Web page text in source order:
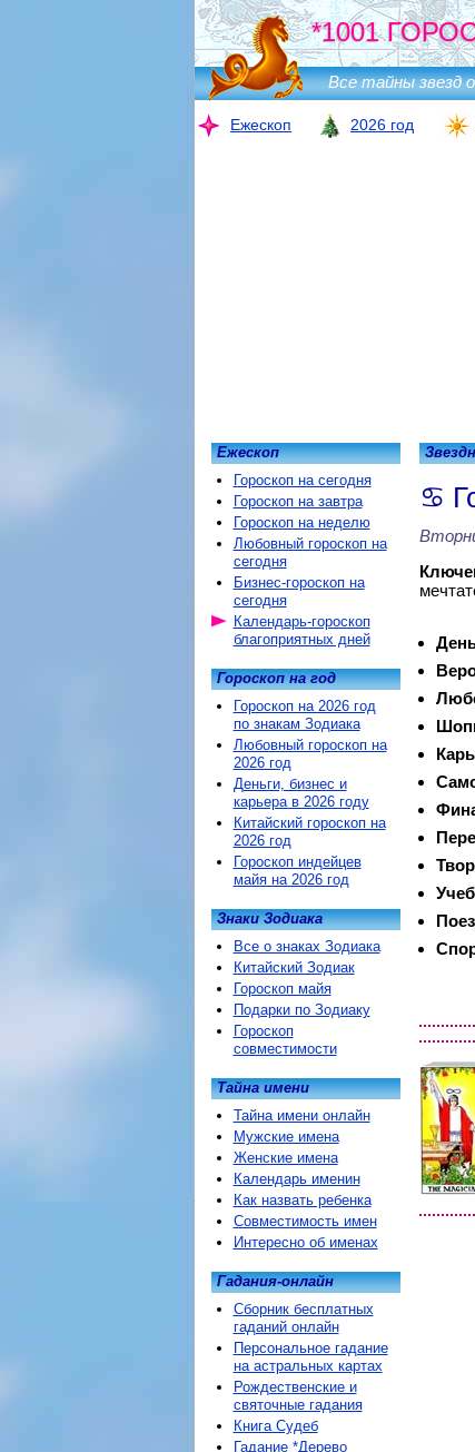
*1001
Все тайны звезд
Ежескоп 2026 год
Ежескоп
Гороскоп на сегодня
Гороскоп на завтра
Гороскоп на неделю
Любовный гороскоп на
сегодня
Бизнес-гороскоп на
сегодня
Календарь-гороскоп
благоприятных дней
Гороскоп на год
Гороскоп на 2026 год
по знакам Зодиака
Любовный гороскоп на
2026 год
Деньги, бизнес и
карьера в 2026 году
Китайский гороскоп на
2026 год
Гороскоп индейцев
майя на 2026 год
Знаки Зодиака
Все о знаках Зодиака
Китайский Зодиак
Гороскоп майя
Подарки по Зодиаку
Гороскоп
совместимости
Тайна имени
Тайна имени онлайн
Мужские имена
Женские имена
Календарь именин
Как назвать ребенка
Совместимость имен
Интересно об именах
Гадания-онлайн
Сборник бесплатных
гаданий онлайн
Персональное гадание
на астральных картах
Рождественские и
святочные гадания
Книга Судеб
Гадание *Дерево